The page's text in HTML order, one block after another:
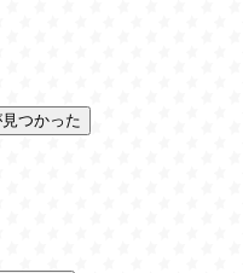
つかった